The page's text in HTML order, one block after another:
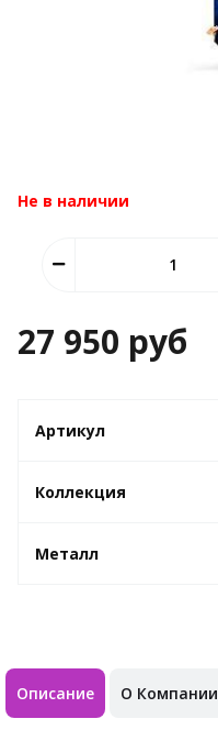
Не в наличии
27 950 руб
Артикул
Коллекция
Металл
Описание О Компании